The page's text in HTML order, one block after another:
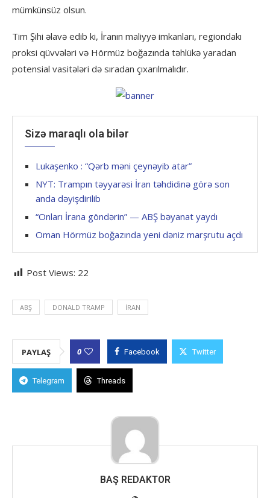
mümkünsüz olsun.
Tim Şihi əlavə edib ki, İranın maliyyə imkanları, regiondakı
proksi qüvvələri və Hörmüz boğazında təhlükə yaradan
potensial vasitələri də sıradan çıxarılmalıdır.
Sizə maraqlı ola bilər
Lukaşenko : “Qərb məni çeynəyib atar”
NYT: Trampın təyyarəsi İran təhdidinə görə son
anda dəyişdirilib
“Onları İrana göndərin” — ABŞ bəyanat yaydı
Oman Hörmüz boğazında yeni dəniz marşrutu açdı
Post Views: 22
ABŞ DONALD TRAMP İRAN
PAYLAŞ 0 Facebook Twitter
Telegram Threads
BAŞ REDAKTOR